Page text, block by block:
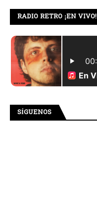
RADIO RETRO ¡EN VIVO!
SÍGUENOS